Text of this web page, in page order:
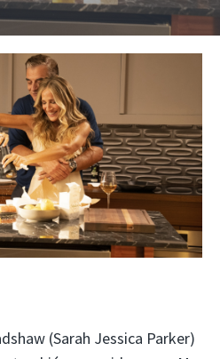
(Sarah Jessica Parker)